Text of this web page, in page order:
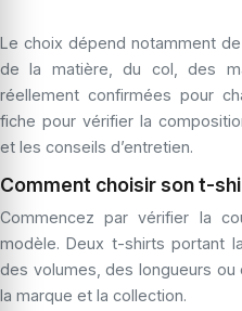
Le choix dépend notamment
de la matière, du col, des
réellement confirmées pour
fiche pour vérifier la
et les conseils d’entretien.
Comment choisir son t-
Commencez par vérifier la
modèle. Deux t-shirts portant
des volumes, des longueurs
la marque et la collection.